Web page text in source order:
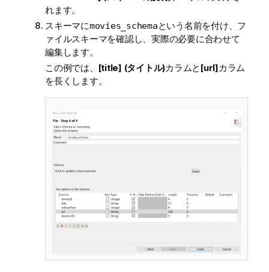
れます。
スキーマにmovies_schemaという名前を付け、フ
ァイルスキーマを確認し、実際の必要に合わせて
編集します。
この例では、 [title] (タイトル)カラムと [url]カラム
を長くします。